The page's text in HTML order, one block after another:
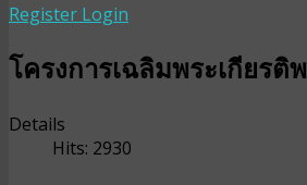
Register Login
โครงการเฉลิมพระเกียรติ
Details
Hits: 2930